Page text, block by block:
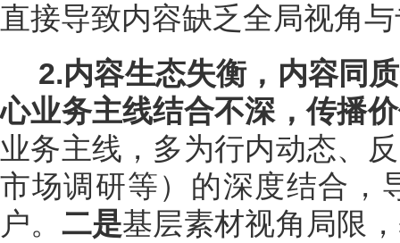
直接导致内容缺乏全局视角
2.内容生态失衡， 内容同
心业务主线结合不深，传播
业务主线， 多为行内动态、
市场调研等）的深度结合，
户。 二是基层素材视角局限